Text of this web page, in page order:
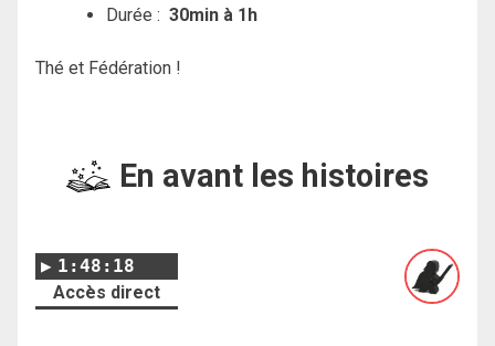
Durée : 30min à 1h
Thé et Fédération !
En avant les histoires
1:48:18
Accès direct